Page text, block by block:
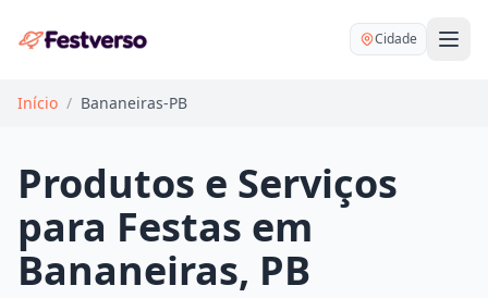
Cidade
Balões delivery
Decoração personalizada
Início / Bananeiras-PB
Produtos e Serviços
para Festas em
Bananeiras, PB